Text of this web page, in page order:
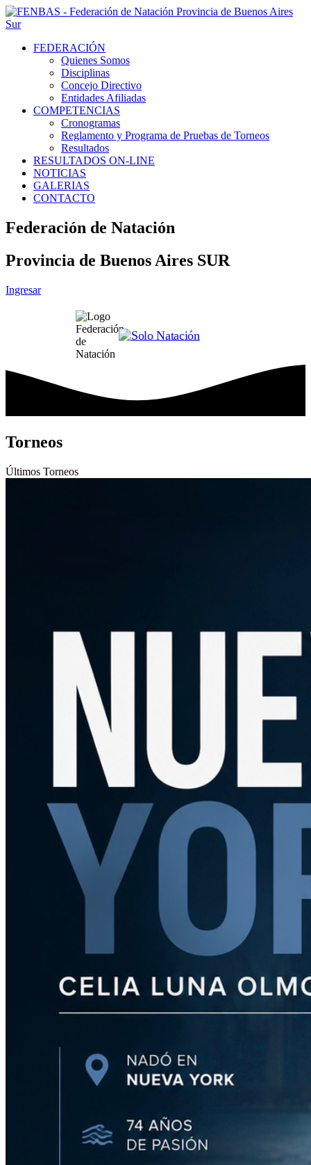
FEDERACIÓN
Quienes Somos
Disciplinas
Concejo Directivo
Entidades Afiliadas
COMPETENCIAS
Cronogramas
Reglamento y Programa de Pruebas de Torneos
Resultados
RESULTADOS ON-LINE
NOTICIAS
GALERIAS
CONTACTO
Federación de Natación
Provincia de Buenos Aires SUR
Ingresar
Torneos
Últimos Torneos